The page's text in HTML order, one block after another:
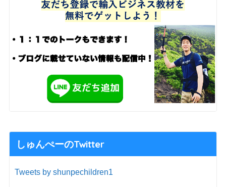
しゅんぺーのTwitter
Tweets by shunpechildren1